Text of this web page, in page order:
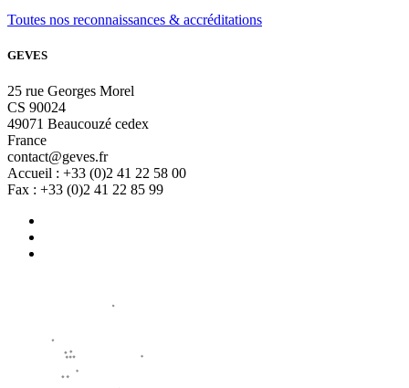
Toutes nos reconnaissances & accréditations
GEVES
25 rue Georges Morel
CS 90024
49071 Beaucouzé cedex
France
contact@geves.fr
Accueil : +33 (0)2 41 22 58 00
Fax : +33 (0)2 41 22 85 99